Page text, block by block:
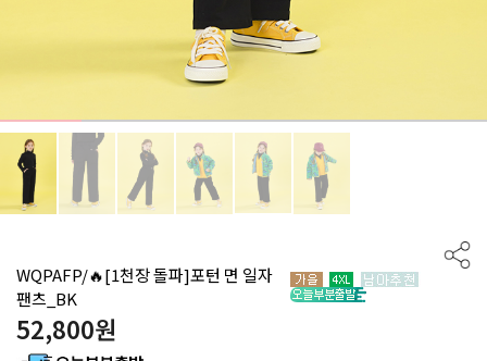
WQPAFP/🔥[1천장 돌파]포턴 면 일자
팬츠_BK
52,800원